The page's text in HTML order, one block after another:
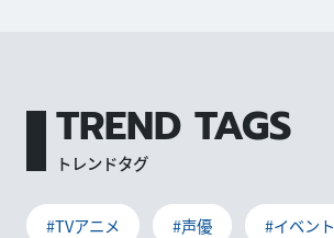
TREND TAGS
トレンドタグ
#TVアニメ #声優 #イベント